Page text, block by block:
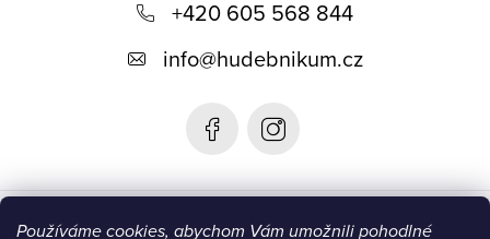
Používáme cookies, abychom Vám umožnili pohodlné
+420 605 568 844
info@hudebnikum.cz
Informace